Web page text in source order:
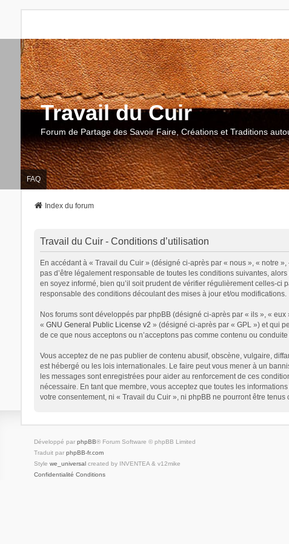
Travail du Cuir
Forum de Partage des Savoir Faire, Créations et Traditions
FAQ
Index du forum
Travail du Cuir - Conditions d’utilisation
En accédant à « Travail du Cuir » (désigné ci-après par « nous », « notre
pas d’être légalement responsable de toutes les conditions suivantes,
en soyez informé, bien qu’il soit prudent de vérifier régulièrement celles-ci
responsable des conditions découlant des mises à jour et/ou modifications.
Nos forums sont développés par phpBB (désigné ci-après par « ils », «
« GNU General Public License v2 » (désigné ci-après par « GPL ») et qui
de ce que nous acceptons ou n’acceptons pas comme contenu ou
Vous acceptez de ne pas publier de contenu abusif, obscène, vulgaire,
est hébergé ou les lois internationales. Le faire peut vous mener à un
les messages sont enregistrées pour aider au renforcement de ces
nécessaire. En tant que membre, vous acceptez que toutes les
votre consentement, ni « Travail du Cuir », ni phpBB ne pourront être
Développé par phpBB® Forum Software © phpBB Limited
Traduit par phpBB-fr.com
Style we_universalcreated by INVENTEA & v12mike
Confidentialité Conditions